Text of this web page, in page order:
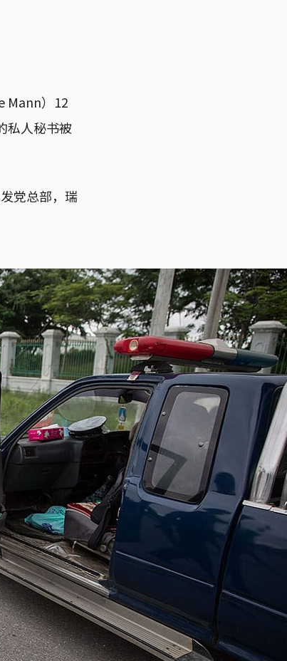
Mann）12
私人秘书被
党总部，瑞